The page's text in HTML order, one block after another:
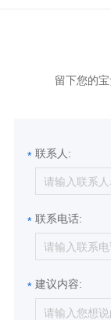
留下您的
* 联系人:
* 联系电话:
* 建议内容: